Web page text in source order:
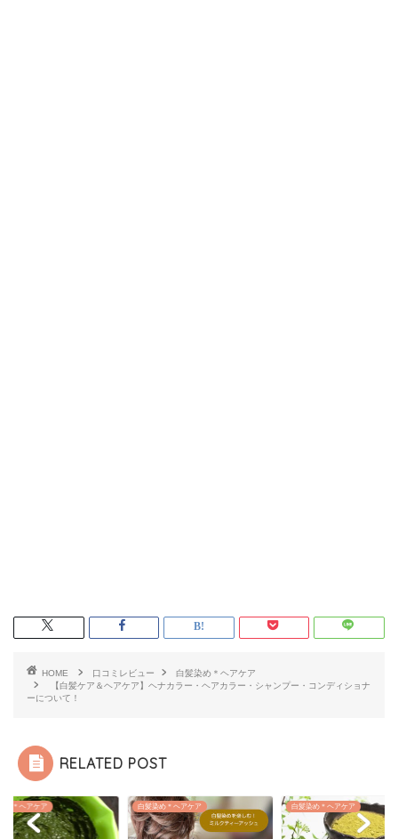
HOME 口コミレビュー
白髪染め＊ヘアケア
【白髪ケア＆ヘアケア】ヘナカラー・ヘアカラー・シャンプー・コンディショナ
ーについて！
RELATED POST
め＊ヘアケア 白髪染め＊ヘアケア 白髪染め＊ヘアケア